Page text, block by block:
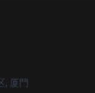
, 厦門